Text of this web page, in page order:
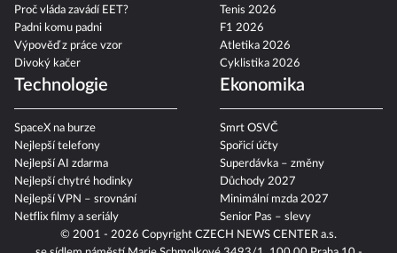
© 2001 - 2026 Copyright CZECH NEWS CENTER a.s.
Proč vláda zavádí EET?
Padni komu padni
Výpověď z práce vzor
Divoký kačer
Tenis 2026
F1 2026
Atletika 2026
Cyklistika 2026
Technologie
SpaceX na burze
Nejlepší telefony
Nejlepší AI zdarma
Nejlepší chytré hodinky
Nejlepší VPN – srovnání
Netflix filmy a seriály
Ekonomika
Smrt OSVČ
Spořicí účty
Superdávka – změny
Důchody 2027
Minimální mzda 2027
Senior Pas – slevy